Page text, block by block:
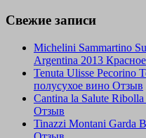
Свежие записи
Michelini Sammartino
Argentina 2013
Tenuta Ulisse Pecorino
полусухое вино Отзыв
Cantina la Salute
Отзыв
Tinazzi Montani Garda